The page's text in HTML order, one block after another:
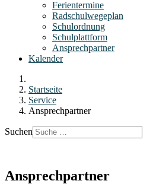
Ferientermine
Radschulwegeplan
Schulordnung
Schulplattform
Ansprechpartner
Kalender
Startseite
Service
Ansprechpartner
Suchen
Ansprechpartner